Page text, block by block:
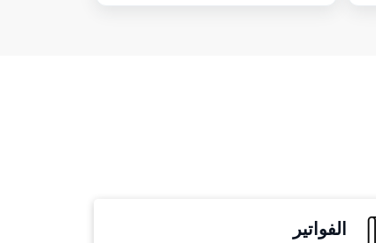
الفواتير